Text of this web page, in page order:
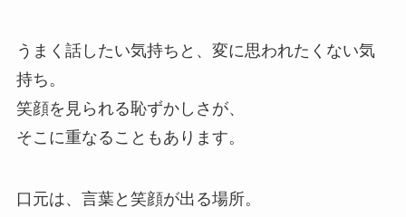
うまく話したい気持ちと、変に思われたくない気
持ち。
笑顔を見られる恥ずかしさが、
そこに重なることもあります。
口元は、言葉と笑顔が出る場所。